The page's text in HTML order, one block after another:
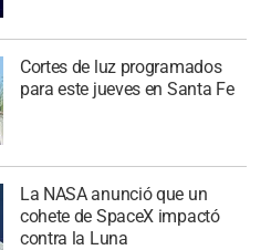
Cortes de luz programados
para este jueves en Santa Fe
La NASA anunció que un
cohete de SpaceX impactó
contra la Luna